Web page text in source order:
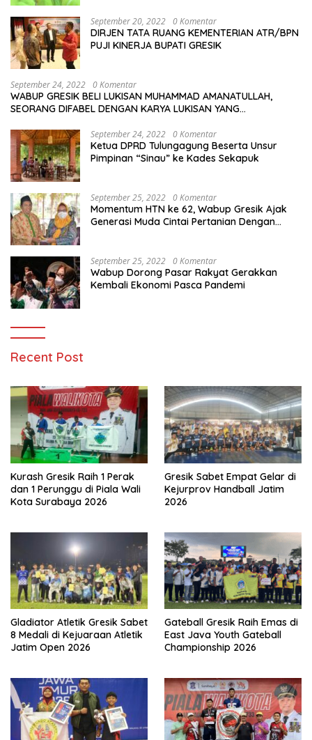
September 20, 2022 0 Komentar
DIRJEN TATA RUANG KEMENTERIAN ATR/BPN
PUJI KINERJA BUPATI GRESIK
September 24, 2022 0 Komentar
WABUP GRESIK BELI LUKISAN MUHAMMAD AMANATULLAH,
SEORANG DIFABEL DENGAN KARYA LUKISAN YANG
September 24, 2022 0 Komentar
Ketua DPRD Tulungagung Beserta Unsur
Pimpinan “Sinau” ke Kades Sekapuk
September 25, 2022 0 Komentar
Momentum HTN ke 62, Wabup Gresik Ajak
Generasi Muda Cintai Pertanian Dengan
September 25, 2022 0 Komentar
Wabup Dorong Pasar Rakyat Gerakkan
Kembali Ekonomi Pasca Pandemi
Recent Post
Kurash Gresik Raih 1 Perak
dan 1 Perunggu di Piala Wali
Kota Surabaya 2026
Gresik Sabet Empat Gelar di
Kejurprov Handball Jatim
2026
Gladiator Atletik Gresik Sabet
8 Medali di Kejuaraan Atletik
Jatim Open 2026
Gateball Gresik Raih Emas di
East Java Youth Gateball
Championship 2026